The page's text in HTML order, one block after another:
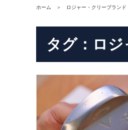
ホーム ロジャー・クリーブランド
タグ：ロ